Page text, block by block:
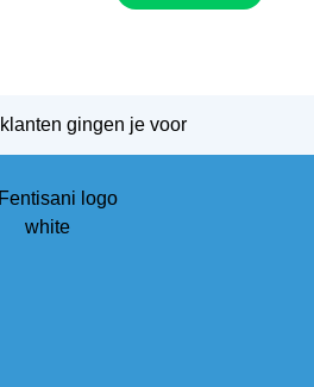
klanten gingen je voor